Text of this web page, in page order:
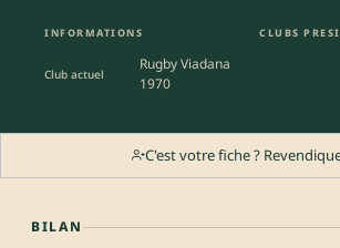
INFORMATIONS
Club actuel
Rugby Viadana
1970
CLUBS
C'est votre fiche ?
BILAN